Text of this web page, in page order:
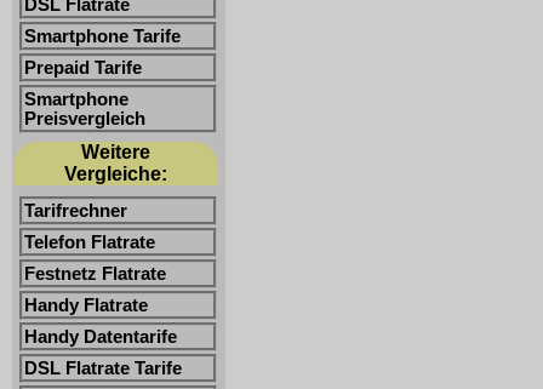
DSL Flatrate
Smartphone Tarife
Prepaid Tarife
Smartphone
Preisvergleich
Weitere
Vergleiche:
Tarifrechner
Telefon Flatrate
Festnetz Flatrate
Handy Flatrate
Handy Datentarife
DSL Flatrate Tarife